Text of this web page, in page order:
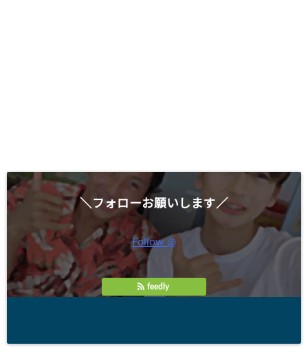
＼フォローお願いします／
Follow @
feedly